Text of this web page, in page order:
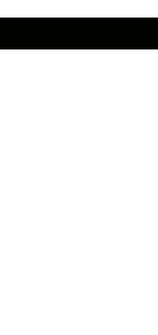
トフォーム「